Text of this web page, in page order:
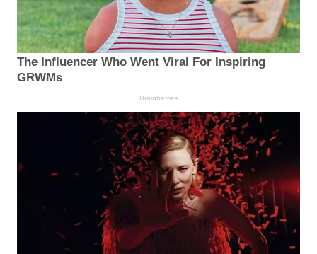
The Influencer Who Went Viral For Inspiring
GRWMs
Brainberries